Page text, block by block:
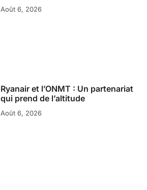
Août 6, 2026
Ryanair et l’ONMT : Un partenariat
qui prend de l’altitude
Août 6, 2026